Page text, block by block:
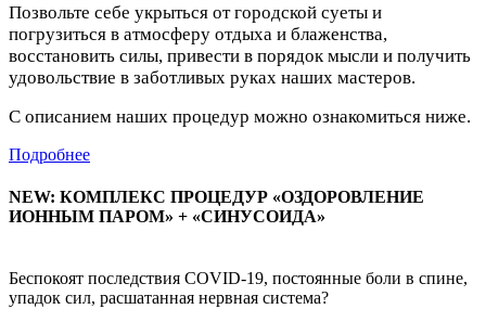
Позвольте себе укрыться от городской суеты и
погрузиться в атмосферу отдыха и блаженства,
восстановить силы, привести в порядок мысли и получить
удовольствие в заботливых руках наших мастеров.
С описанием наших процедур можно ознакомиться ниже.
Подробнее
NEW: КОМПЛЕКС ПРОЦЕДУР «ОЗДОРОВЛЕНИЕ
ИОННЫМ ПАРОМ» + «СИНУСОИДА»
Беспокоят последствия COVID-19, постоянные боли в спине,
упадок сил, расшатанная нервная система?